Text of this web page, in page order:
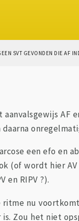
SVT GEVONDEN DIE AF
AF
een efo en
(of wordt hier
en RIPV ?).
ritme nu
Zou het niet